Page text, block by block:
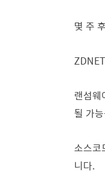
몇 주
랜섬
될 가
소스코
니다.